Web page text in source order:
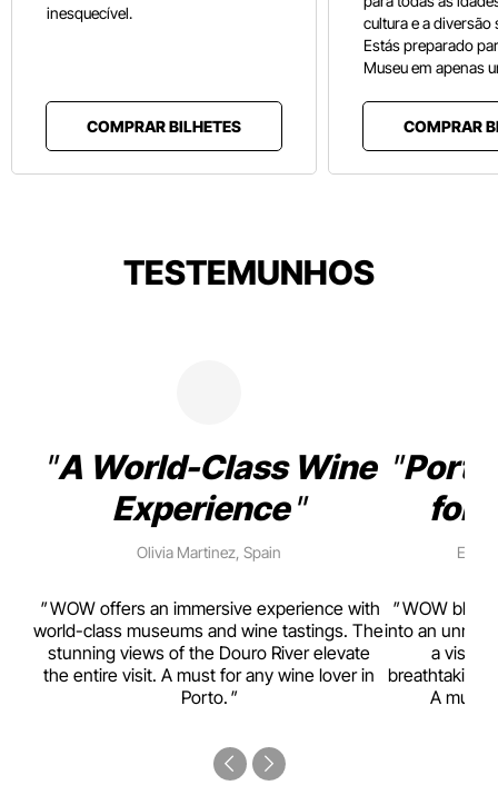
inesquecível.
COMPRAR BILHETES
cultura e a diversão
Estás preparado
Museu em apenas
COMPRAR
TESTEMUNHOS
A World-Class Wine
Experience
Olivia Martinez, Spain
WOW offers an immersive experience with
world-class museums and wine tastings. The
stunning views of the Douro River elevate
the entire visit. A must for any wine lover in
Porto.
for
WOW
into an
a visual
breathtaking
A must-